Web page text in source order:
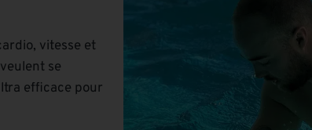
vitesse et
se
efficace pour